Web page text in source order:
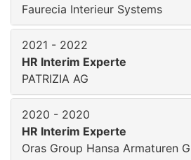
Faurecia Interieur Systems
2021 - 2022
HR Interim Experte
PATRIZIA AG
2020 - 2020
HR Interim Experte
Oras Group Hansa Armaturen